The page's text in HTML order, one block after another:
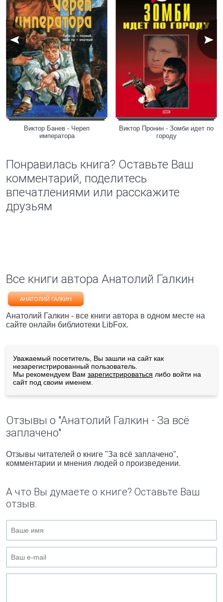
Виктор Банев - Череп
императора
Виктор Пронин - Зомби идет по
городу
Понравилась книга? Оставьте Ваш
комментарий, поделитесь
впечатлениями или расскажите
друзьям
Все книги автора Анатолий Галкин
АНАТОЛИЙ ГАЛКИН
Анатолий Галкин - все книги автора в одном месте на
сайте онлайн библиотеки LibFox.
Уважаемый посетитель, Вы зашли на сайт как
незарегистрированный пользователь.
Мы рекомендуем Вам зарегистрироваться либо войти на
сайт под своим именем.
Отзывы о "Анатолий Галкин - За всё
заплачено"
Отзывы читателей о книге "За всё заплачено",
комментарии и мнения людей о произведении.
А что Вы думаете о книге? Оставьте Ваш
отзыв.